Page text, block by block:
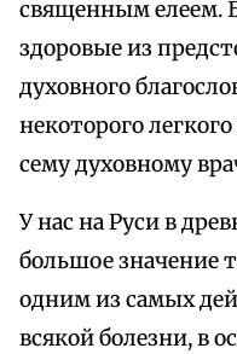
священным елеем.
здоровые из
духовного
некоторого
сему духовному
У нас на Руси в
большое значение
одним из самых
всякой болезни, в